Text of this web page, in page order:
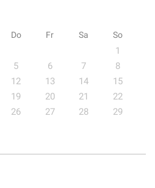
Do Fr Sa So
1
5 6 7
8
12 13 14
15
19 20 21
22
26 27 28
29